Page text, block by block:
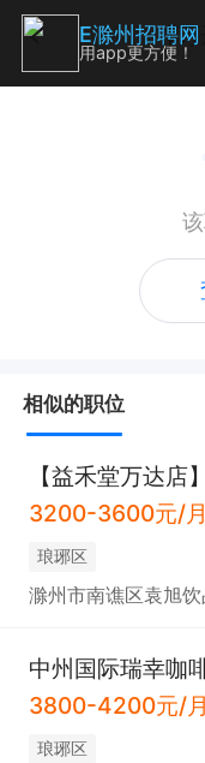
【
相似的职位
【益禾堂万达店
3200-3600元/月
琅琊区
滁州市南谯区袁旭饮
中州国际瑞幸咖
3800-4200元/月
琅琊区
E滁州招聘网
用app更方便！